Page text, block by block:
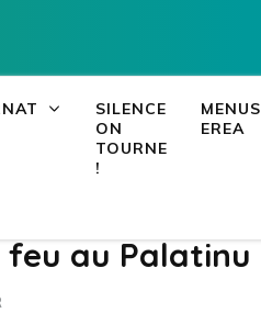
SILENCE
ON
TOURNE
!
MENUS
EREA
au Palatinu